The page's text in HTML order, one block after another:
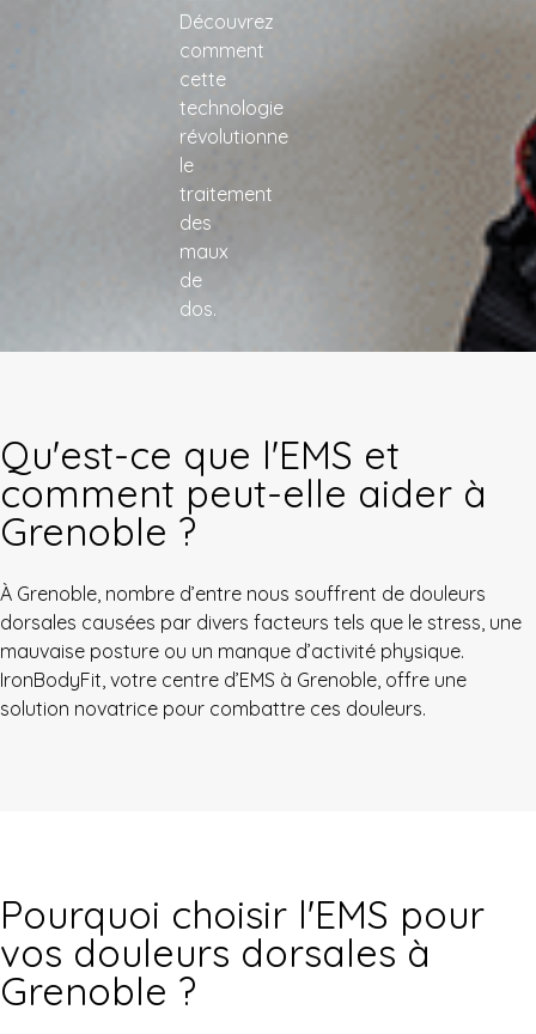
Découvrez
comment
cette
technologie
révolutionne
le
traitement
des
maux
de
dos.
Qu'est-ce que l'EMS et
comment peut-elle aider à
Grenoble ?
À Grenoble, nombre d’entre nous souffrent de douleurs
dorsales causées par divers facteurs tels que le stress, une
mauvaise posture ou un manque d’activité physique.
IronBodyFit, votre centre d’EMS à Grenoble, offre une
solution novatrice pour combattre ces douleurs.
Pourquoi choisir l'EMS pour
vos douleurs dorsales à
Grenoble ?